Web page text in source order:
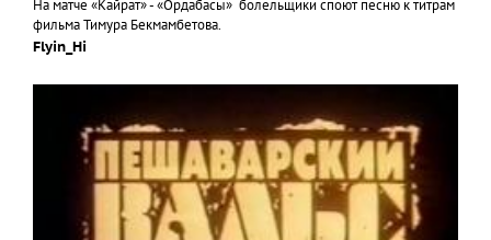
На матче «Кайрат» - «Ордабасы» болельщики споют песню к титрам
фильма Тимура Бекмамбетова.
Flyin_Hi